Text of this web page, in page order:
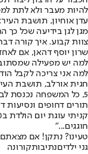
להיות מעבר ולא לתת
עדן אוחיון, תושבת
מגן לגן בידיעה שכל כך
צוות קבוע. איך קורה
שרון יוסף דהאן, אם
למה יש מפעילה
למה אני צריכה לקבל
חגית אורלב, תושבת
5, כל המשפחה נכנסת
תורים דחופים ונסיעות
חוגגים..."
טעינו? נתקן! אם
גני ילדיםנתיבותקורונה